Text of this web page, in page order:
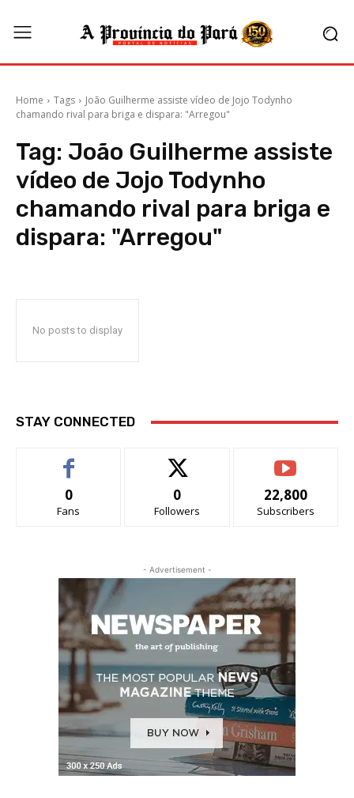
Home Tags
João Guilherme assiste vídeo de Jojo Todynho
chamando rival para briga e dispara: "Arregou"
Tag: João Guilherme assiste
vídeo de Jojo Todynho
chamando rival para briga e
dispara: "Arregou"
No posts to display
STAY CONNECTED
0
Fans
0
Followers
22,800
Subscribers
- Advertisement -